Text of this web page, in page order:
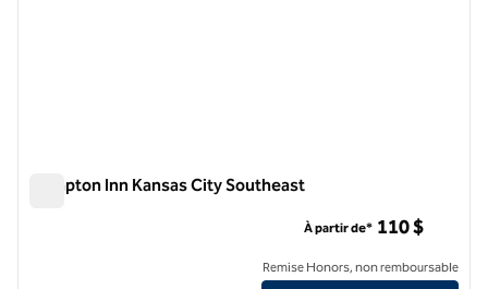
Hampton Inn Kansas City Southeast
À partir de* 110 $
Remise Honors, non remboursable